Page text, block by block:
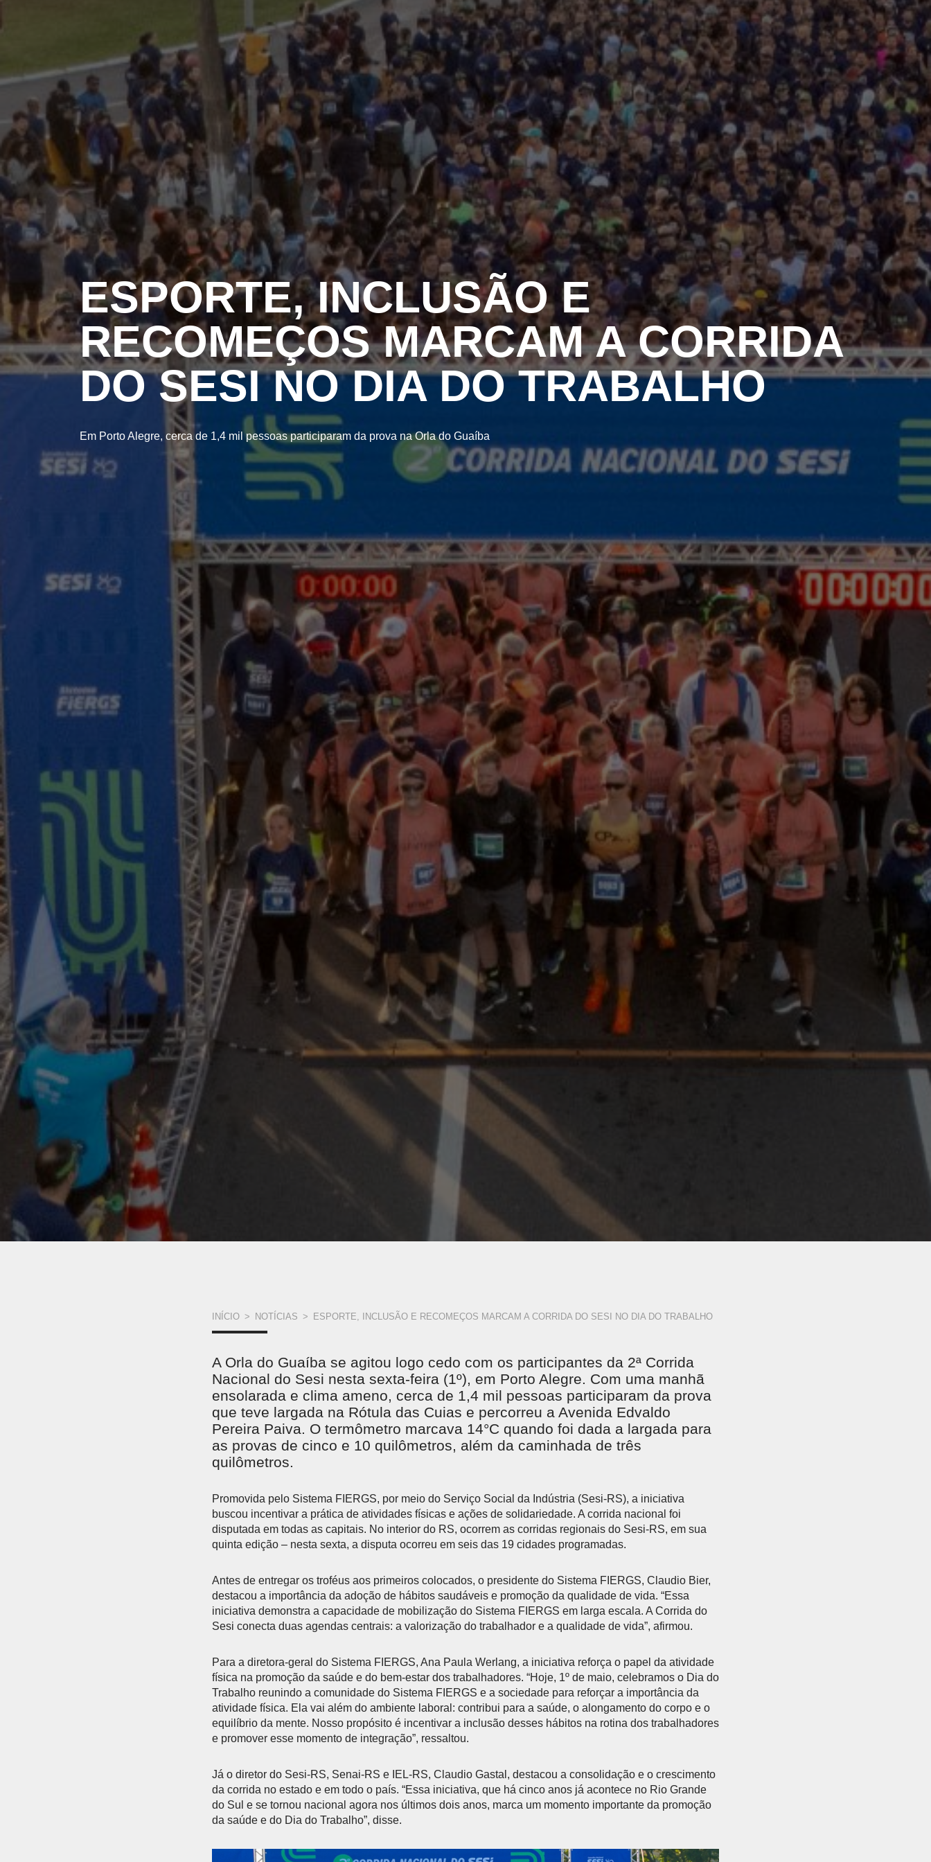
ESPORTE, INCLUSÃO E
RECOMEÇOS MARCAM A CORRIDA
DO SESI NO DIA DO TRABALHO
Em Porto Alegre, cerca de 1,4 mil pessoas participaram da prova na Orla do Guaíba
VOCÊ
AQUI
INÍCIO > NOTÍCIAS > ESPORTE, INCLUSÃO E RECOMEÇOS MARCAM A CORRIDA DO SESI NO DIA DO TRABALHO
A Orla do Guaíba se agitou logo cedo com os participantes da 2ª Corrida
Nacional do Sesi nesta sexta-feira (1º), em Porto Alegre. Com uma manhã
ensolarada e clima ameno, cerca de 1,4 mil pessoas participaram da prova
que teve largada na Rótula das Cuias e percorreu a Avenida Edvaldo
Pereira Paiva. O termômetro marcava 14°C quando foi dada a largada para
as provas de cinco e 10 quilômetros, além da caminhada de três
quilômetros.
Promovida pelo Sistema FIERGS, por meio do Serviço Social da Indústria (Sesi-RS), a iniciativa
buscou incentivar a prática de atividades físicas e ações de solidariedade. A corrida nacional foi
disputada em todas as capitais. No interior do RS, ocorrem as corridas regionais do Sesi-RS, em sua
quinta edição – nesta sexta, a disputa ocorreu em seis das 19 cidades programadas.
Antes de entregar os troféus aos primeiros colocados, o presidente do Sistema FIERGS, Claudio Bier,
destacou a importância da adoção de hábitos saudáveis e promoção da qualidade de vida. “Essa
iniciativa demonstra a capacidade de mobilização do Sistema FIERGS em larga escala. A Corrida do
Sesi conecta duas agendas centrais: a valorização do trabalhador e a qualidade de vida”, afirmou.
Para a diretora-geral do Sistema FIERGS, Ana Paula Werlang, a iniciativa reforça o papel da atividade
física na promoção da saúde e do bem-estar dos trabalhadores. “Hoje, 1º de maio, celebramos o Dia do
Trabalho reunindo a comunidade do Sistema FIERGS e a sociedade para reforçar a importância da
atividade física. Ela vai além do ambiente laboral: contribui para a saúde, o alongamento do corpo e o
equilíbrio da mente. Nosso propósito é incentivar a inclusão desses hábitos na rotina dos trabalhadores
e promover esse momento de integração”, ressaltou.
Já o diretor do Sesi-RS, Senai-RS e IEL-RS, Claudio Gastal, destacou a consolidação e o crescimento
da corrida no estado e em todo o país. “Essa iniciativa, que há cinco anos já acontece no Rio Grande
do Sul e se tornou nacional agora nos últimos dois anos, marca um momento importante da promoção
da saúde e do Dia do Trabalho”, disse.